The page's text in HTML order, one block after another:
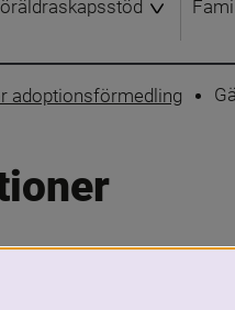
adoptionsförmedling